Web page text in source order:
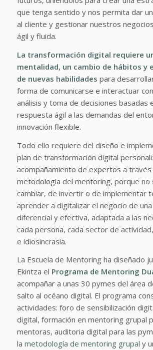
que tenga sentido y nos permita dar
al cliente y gestionar nuestros
ágil y fluida.
La transformación digital requiere
mentalidad, un cambio de hábitos y
de nuevas habilidades para
forma de comunicarse e interactuar
análisis y toma de decisiones basadas
respuesta ágil a las demandas del
innovación flexible.
Todo ello requiere del diseño e
plan de transformación digital
acompañamiento de expertos a través
metodología del mentoring, porque
cambiar, de invertir o de implementar
aprender a digitalizar el negocio de
diferencial y efectiva, adaptada a las
cada persona, cada sector de
e idiosincrasia.
La Escuela de Mentoring ha diseñado
Ekintza el Programa de Mentoring
acompañar a unas 30 pymes del área
salto al océano digital. El programa
actividades: foro de sensibilización
digital, formación en mentoring grupal
mentoras, auditoria digital para las
la metodología de mentoring grupal y